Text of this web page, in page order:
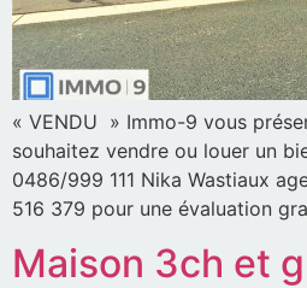
« VENDU » Immo-9 vous
souhaitez vendre ou louer un
0486/999 111 Nika Wastiaux
516 379 pour une évaluation
Maison 3ch et